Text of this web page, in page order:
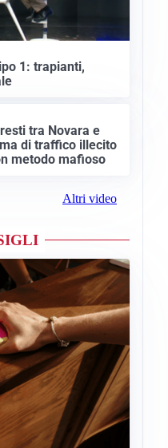
1: trapianti,
tra Novara e
di traffico illecito
metodo mafioso
Altri video